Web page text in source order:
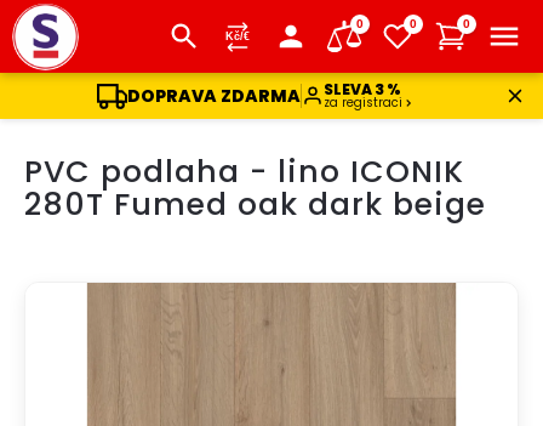
DOPRAVA ZDARMA SLEVA 3 %
za registraci
0 0 0
obsahPVC podlaha - lino ICONIK
280T Fumed oak dark beige